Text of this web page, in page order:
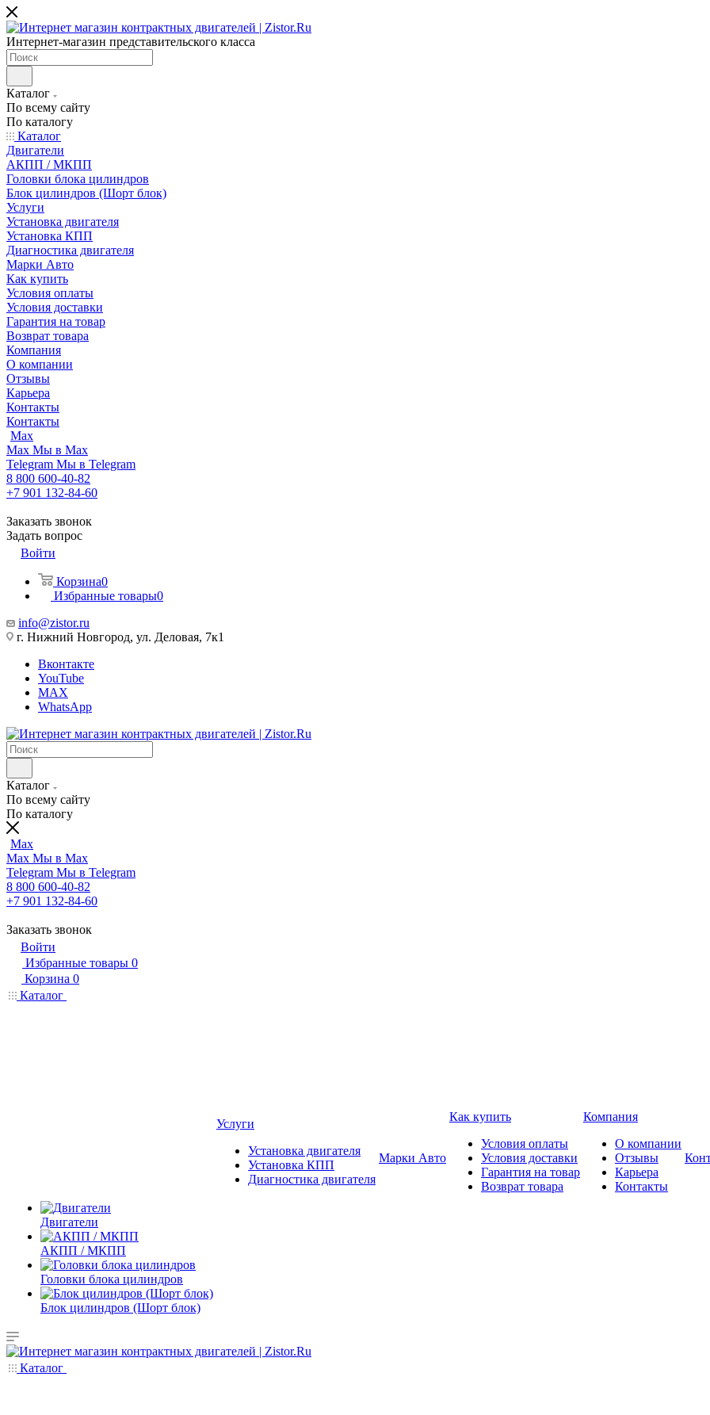
Интернет-магазин представительского класса
Каталог
По всему сайту
По каталогу
Каталог
Двигатели
АКПП / МКПП
Головки блока цилиндров
Блок цилиндров (Шорт блок)
Услуги
Установка двигателя
Установка КПП
Диагностика двигателя
Марки Авто
Как купить
Условия оплаты
Условия доставки
Гарантия на товар
Возврат товара
Компания
О компании
Отзывы
Карьера
Контакты
Контакты
Max
Max Мы в Max
Telegram Мы в Telegram
8 800 600-40-82
+7 901 132-84-60
Заказать звонок
Задать вопрос
Войти
Корзина0
Избранные товары0
info@zistor.ru
г. Нижний Новгород, ул. Деловая, 7к1
Вконтакте
YouTube
MAX
WhatsApp
Каталог
По всему сайту
По каталогу
Max
Max Мы в Max
Telegram Мы в Telegram
8 800 600-40-82
+7 901 132-84-60
Заказать звонок
Войти
Избранные товары 0
Корзина 0
Каталог
Двигатели
АКПП / МКПП
Головки блока цилиндров
Блок цилиндров (Шорт блок)
Услуги
Установка двигателя
Установка КПП
Диагностика двигателя
Марки Авто
Как купить
Условия оплаты
Условия доставки
Гарантия на товар
Возврат товара
Компания
О компании
Отзывы
Карьера
Контакты
Каталог